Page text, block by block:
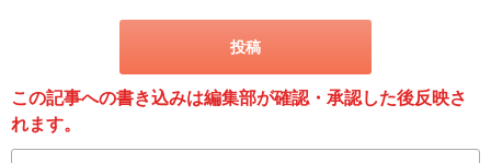
この記事への書き込みは編集部が確認・承認した後反映さ
れます。